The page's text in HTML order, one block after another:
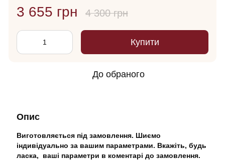
3 655 грн 4 300 грн
Купити
До обраного
Опис
Виготовляється під замовлення. Шиємо
індивідуально за вашим параметрами. Вкажіть, будь
ласка, ваші параметри в коментарі до замовлення.